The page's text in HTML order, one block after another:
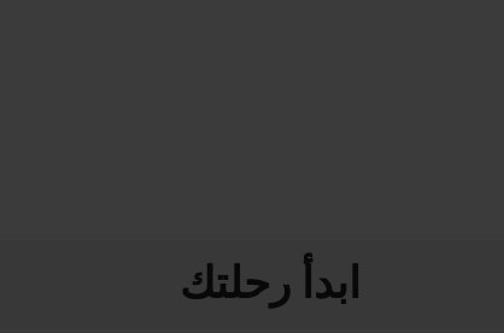
ابدأ رحلتك